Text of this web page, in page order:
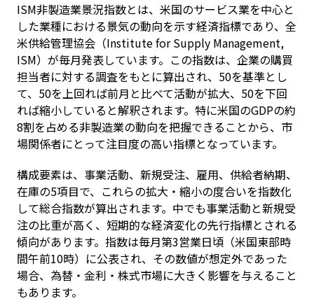
ISM非製造業景況指数とは、米国のサービス業を中心と
した業種における景気の動向を示す経済指標であり、全
米供給管理協会（Institute for Supply Management,
ISM）が毎月発表しています。この指数は、企業の購買
担当者に対する調査をもとに算出され、50を基準とし
て、50を上回れば前月と比べて活動が拡大、50を下回
れば縮小していると解釈されます。特に米国のGDPの約
8割を占める非製造業の動向を把握できることから、市
場関係者にとって注目度の高い指標となっています。
構成要素は、事業活動、新規受注、雇用、供給者納期、
在庫の5項目で、これらの拡大・縮小の度合いを指数化
して総合指数が算出されます。中でも事業活動と新規受
注の比重が高く、短期的な経済変化の先行指標とされる
傾向があります。指数は毎月第3営業日頃（米国東部時
間午前10時）に公表され、その数値が想定外であった
場合、為替・金利・株式市場に大きく影響を与えること
もあります。